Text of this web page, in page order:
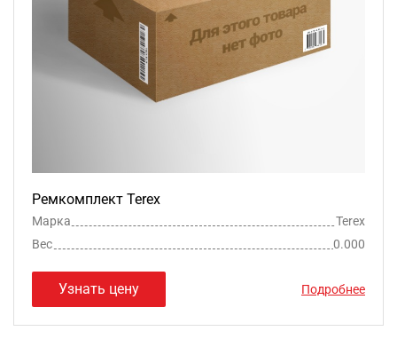
Ремкомплект Terex
Марка
Terex
Вес
0.000
Узнать цену Подробнее